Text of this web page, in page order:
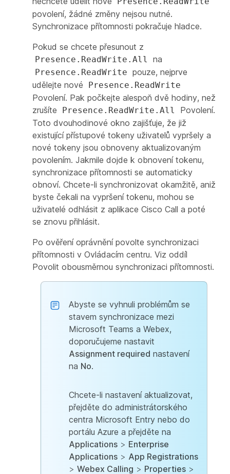
povolení, žádné změny nejsou nutné.
Synchronizace přítomnosti pokračuje hladce.
Pokud se chcete přesunout z
Presence.ReadWrite.All na
Presence.ReadWrite pouze, nejprve
udělejte nové
Presence.ReadWrite
Povolení. Pak počkejte alespoň dvě hodiny, než
zrušíte
Presence.ReadWrite.All
Povolení.
Toto dvouhodinové okno zajišťuje, že již
existující přístupové tokeny uživatelů vypršely a
nové tokeny jsou obnoveny aktualizovaným
povolením. Jakmile dojde k obnovení tokenu,
synchronizace přítomnosti se automaticky
obnoví. Chcete-li synchronizovat okamžitě, aniž
byste čekali na vypršení tokenu, mohou se
uživatelé odhlásit z aplikace Cisco Call a poté
se znovu přihlásit.
Po ověření oprávnění povolte synchronizaci
přítomnosti v Ovládacím centru. Viz oddíl
Povolit obousměrnou synchronizaci přítomnosti.
Abyste se vyhnuli problémům se
stavem synchronizace mezi
Microsoft Teams a Webex,
doporučujeme nastavit
Assignment required nastavení
na No.
Chcete-li nastavení aktualizovat,
přejděte do administrátorského
centra Microsoft Entry nebo do
portálu Azure a přejděte na
Applications > Enterprise
Applications > App Registrations
> Webex Calling > Properties >